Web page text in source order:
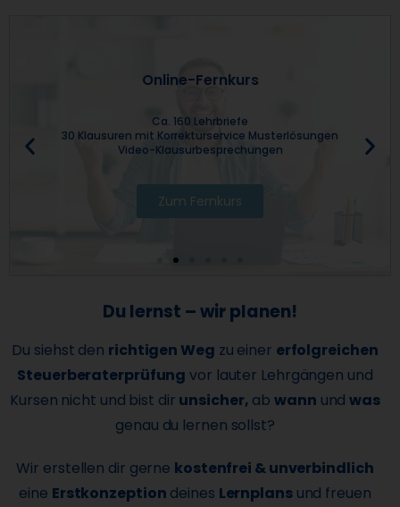
Online-Fernkurs
Ca. 160 Lehrbriefe
30 Klausuren mit Korrekturservice Musterlösungen
Video-Klausurbesprechungen
Zum Fernkurs
Du lernst – wir planen!
Du siehst den richtigen Weg zu einer erfolgreichen
Steuerberaterprüfung vor lauter Lehrgängen und
Kursen nicht und bist dir unsicher, abwann undwas
genau du lernen sollst?
Wir erstellen dir gerne kostenfrei & unverbindlich
eine Erstkonzeption deines Lernplansund freuen